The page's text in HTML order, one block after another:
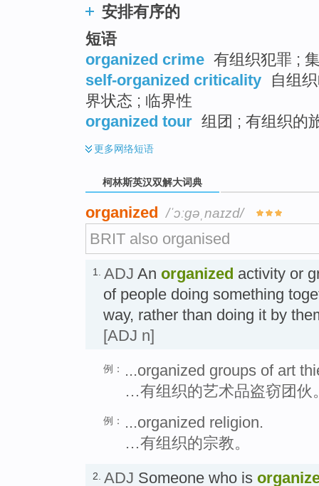
安排有序的
短语
organized crime 有组织犯罪 ;
self-organized criticality
自组
界状态 ; 临界性
organized tour 组团 ; 有组织的
更多网络短语
柯林斯英汉双解大词典
organized /ˈɔːɡəˌnaɪzd/
BRIT also organised
1. ADJ An organized activity or
of people doing something
way, rather than doing it by
[ADJ n]
例：
...organized groups of art
…有组织的艺术品盗窃团伙
例：
...organized religion.
…有组织的宗教。
2. ADJ Someone who is